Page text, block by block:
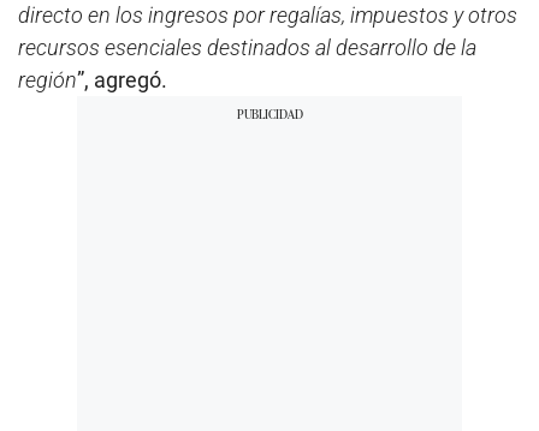
directo en los ingresos por regalías, impuestos y otros
recursos esenciales destinados al desarrollo de la
región”, agregó.